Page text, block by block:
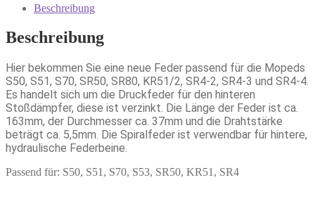
Beschreibung
Beschreibung
Hier bekommen Sie eine neue Feder passend für die Mopeds
S50, S51, S70, SR50, SR80, KR51/2, SR4-2, SR4-3 und SR4-4.
Es handelt sich um die Druckfeder für den hinteren
Stoßdämpfer, diese ist verzinkt. Die Länge der Feder ist ca.
163mm, der Durchmesser ca. 37mm und die Drahtstärke
beträgt ca. 5,5mm. Die Spiralfeder ist verwendbar für hintere,
hydraulische Federbeine.
Passend für: S50, S51, S70, S53, SR50, KR51, SR4